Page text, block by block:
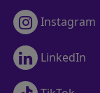
Instagram
LinkedIn